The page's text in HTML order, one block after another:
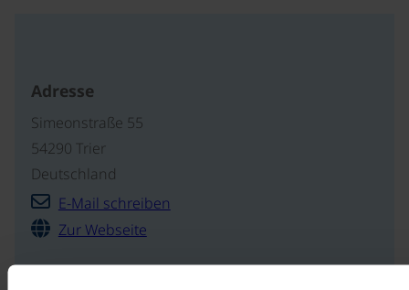
Adresse
Simeonstraße 55
54290 Trier
Deutschland
E-Mail schreiben
Zur Webseite